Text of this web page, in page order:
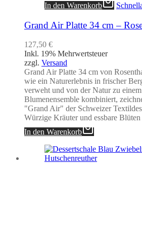
In den Warenkorb
Grand Air Platte 34 cm –
127,50 €
Inkl. 19% Mehrwertsteuer
zzgl. Versand
Grand Air Platte 34 cm von
wie ein Naturerlebnis in frischer
verweht und von der Natur zu
Blumenensemble kombiniert,
"Grand Air" der Schweizer
Würzige Kräuter und essbare
In den Warenkorb